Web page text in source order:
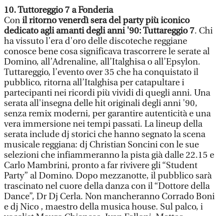
10. Tuttoreggio 7 a Fonderia
Conil ritorno venerdì sera del party più iconico
dedicato agli amanti degli anni '90: Tuttareggio 7. Chi
ha vissuto l’era d'oro delle discoteche reggiane
conosce bene cosa significava trascorrere le serate al
Domino, all’Adrenaline, all’Italghisa o all’Epsylon.
Tuttareggio, l’evento over 35 che ha conquistato il
pubblico, ritorna all’Italghisa per catapultare i
partecipanti nei ricordi più vividi di quegli anni. Una
serata all'insegna delle hit originali degli anni '90,
senza remix moderni, per garantire autenticità e una
vera immersione nei tempi passati. La lineup della
serata include dj storici che hanno segnato la scena
musicale reggiana: dj Christian Soncini con le sue
selezioni che infiammeranno la pista già dalle 22.15 e
Carlo Mambrini, pronto a far rivivere gli “Student
Party” al Domino. Dopo mezzanotte, il pubblico sarà
trascinato nel cuore della danza con il “Dottore della
Dance”, Dr Dj Cerla. Non mancheranno Corrado Boni
e dj Nico , maestro della musica house. Sul palco, i